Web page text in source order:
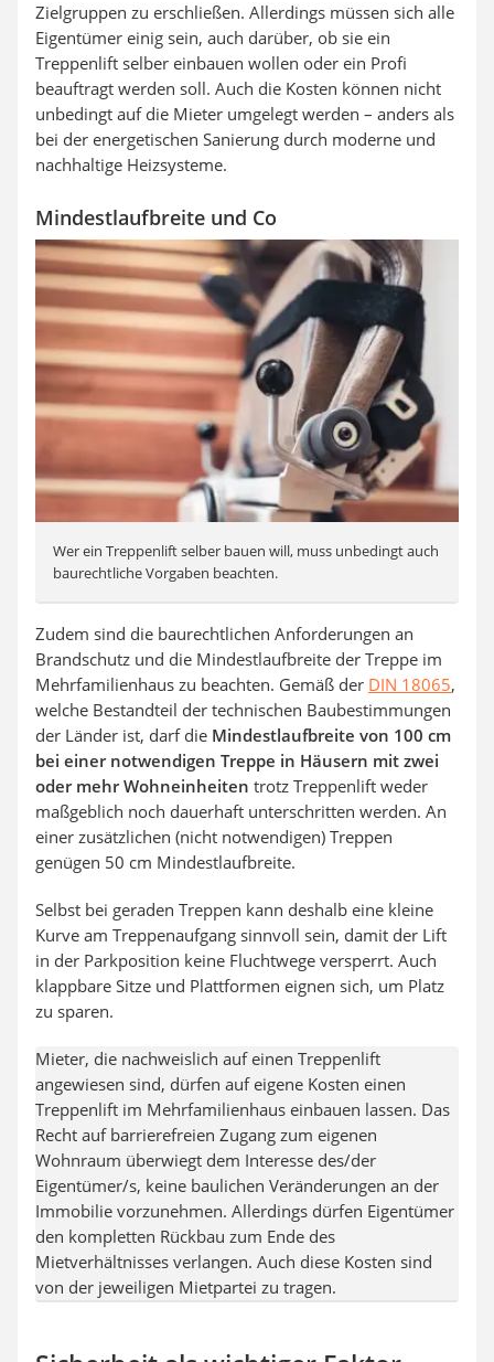
Zielgruppen zu erschließen. Allerdings müssen sich alle
Eigentümer einig sein, auch darüber, ob sie ein
Treppenlift selber einbauen wollen oder ein Profi
beauftragt werden soll. Auch die Kosten können nicht
unbedingt auf die Mieter umgelegt werden – anders als
bei der energetischen Sanierung durch moderne und
nachhaltige Heizsysteme.
Mindestlaufbreite und Co
Wer ein Treppenlift selber bauen will, muss unbedingt auch
baurechtliche Vorgaben beachten.
Zudem sind die baurechtlichen Anforderungen an
Brandschutz und die Mindestlaufbreite der Treppe im
Mehrfamilienhaus zu beachten. Gemäß der DIN 18065,
welche Bestandteil der technischen Baubestimmungen
der Länder ist, darf die Mindestlaufbreite von 100 cm
bei einer notwendigen Treppe in Häusern mit zwei
oder mehr Wohneinheiten trotz Treppenlift weder
maßgeblich noch dauerhaft unterschritten werden. An
einer zusätzlichen (nicht notwendigen) Treppen
genügen 50 cm Mindestlaufbreite.
Selbst bei geraden Treppen kann deshalb eine kleine
Kurve am Treppenaufgang sinnvoll sein, damit der Lift
in der Parkposition keine Fluchtwege versperrt. Auch
klappbare Sitze und Plattformen eignen sich, um Platz
zu sparen.
Mieter, die nachweislich auf einen Treppenlift
angewiesen sind, dürfen auf eigene Kosten einen
Treppenlift im Mehrfamilienhaus einbauen lassen. Das
Recht auf barrierefreien Zugang zum eigenen
Wohnraum überwiegt dem Interesse des/der
Eigentümer/s, keine baulichen Veränderungen an der
Immobilie vorzunehmen. Allerdings dürfen Eigentümer
den kompletten Rückbau zum Ende des
Mietverhältnisses verlangen. Auch diese Kosten sind
von der jeweiligen Mietpartei zu tragen.